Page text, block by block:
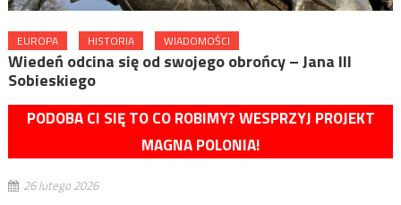
EUROPA HISTORIA WIADOMOŚCI
Wiedeń odcina się od swojego obrońcy – Jana III
Sobieskiego
PODOBA CI SIĘ TO CO ROBIMY? WESPRZYJ PROJEKT
MAGNA POLONIA!
26 lutego 2026